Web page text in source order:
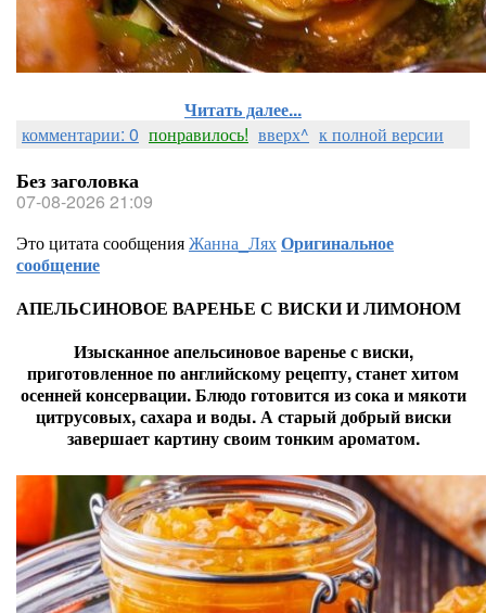
Читать далее...
комментарии: 0 понравилось! вверх^ к полной версии
Без заголовка
07-08-2026 21:09
Это цитата сообщенияЖанна_ЛяхОригинальное
сообщение
АПЕЛЬСИНОВОЕ ВАРЕНЬЕ С ВИСКИ И ЛИМОНОМ
Изысканное апельсиновое варенье с виски,
приготовленное по английскому рецепту, станет хитом
осенней консервации. Блюдо готовится из сока и мякоти
цитрусовых, сахара и воды. А старый добрый виски
завершает картину своим тонким ароматом.